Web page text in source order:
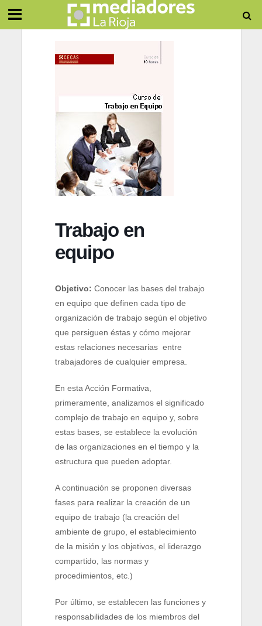
Trabajo en
equipo
Objetivo: Conocer las bases del trabajo
en equipo que definen cada tipo de
organización de trabajo según el objetivo
que persiguen éstas y cómo mejorar
estas relaciones necesarias entre
trabajadores de cualquier empresa.
En esta Acción Formativa,
primeramente, analizamos el significado
complejo de trabajo en equipo y, sobre
estas bases, se establece la evolución
de las organizaciones en el tiempo y la
estructura que pueden adoptar.
A continuación se proponen diversas
fases para realizar la creación de un
equipo de trabajo (la creación del
ambiente de grupo, el establecimiento
de la misión y los objetivos, el liderazgo
compartido, las normas y
procedimientos, etc.)
Por último, se establecen las funciones y
responsabilidades de los miembros del